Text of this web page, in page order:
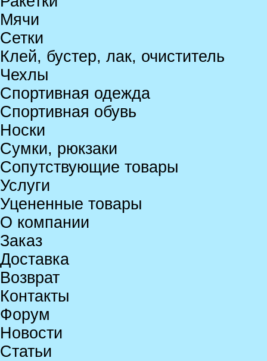
Мячи
Сетки
Клей, бустер, лак, очиститель
Чехлы
Спортивная одежда
Спортивная обувь
Носки
Сумки, рюкзаки
Сопутствующие товары
Услуги
Уцененные товары
О компании
Заказ
Доставка
Возврат
Контакты
Форум
Новости
Статьи